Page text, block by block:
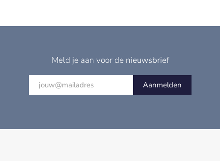
Meld je aan voor de nieuwsbrief
Aanmelden